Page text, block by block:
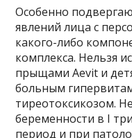
Особенно
явлений лица с
какого-либо
комплекса. Нельзя
прыщами Aevit и
больным
тиреотоксикозом.
беременности в I
период и при